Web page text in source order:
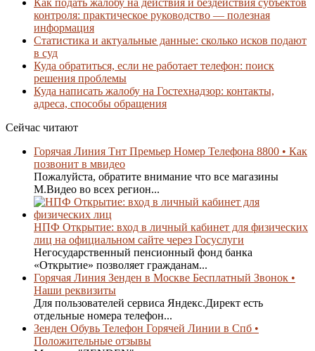
Как подать жалобу на действия и бездействия субъектов
контроля: практическое руководство — полезная
информация
Статистика и актуальные данные: сколько исков подают
в суд
Куда обратиться, если не работает телефон: поиск
решения проблемы
Куда написать жалобу на Гостехнадзор: контакты,
адреса, способы обращения
Сейчас читают
Горячая Линия Тнт Премьер Номер Телефона 8800 • Как
позвонит в мвидео
Пожалуйста, обратите внимание что все магазины
М.Видео во всех регион...
НПФ Открытие: вход в личный кабинет для физических
лиц на официальном сайте через Госуслуги
Негосударственный пенсионный фонд банка
«Открытие» позволяет гражданам...
Горячая Линия Зенден в Москве Бесплатный Звонок •
Наши реквизиты
Для пользователей сервиса Яндекс.Директ есть
отдельные номера телефон...
Зенден Обувь Телефон Горячей Линии в Спб •
Положительные отзывы